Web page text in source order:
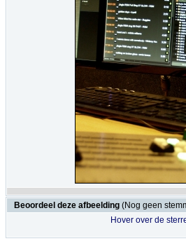
Beoordeel deze afbeelding (Nog geen
Hover over de